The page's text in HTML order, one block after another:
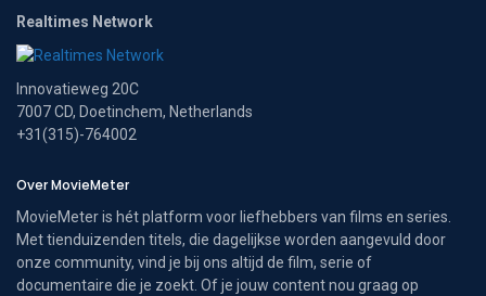
Realtimes Network
Innovatieweg 20C
7007 CD, Doetinchem, Netherlands
+31(315)-764002
Over MovieMeter
MovieMeter is hét platform voor liefhebbers van films en series.
Met tienduizenden titels, die dagelijkse worden aangevuld door
onze community, vind je bij ons altijd de film, serie of
documentaire die je zoekt. Of je jouw content nou graag op